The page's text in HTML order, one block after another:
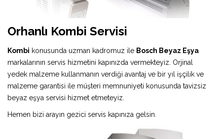
Orhanlı Kombi Servisi
Kombi konusunda uzman kadromuz ile Bosch Beyaz Eşya
markalarının servis hizmetini kapınızda vermekteyiz. Orjinal
yedek malzeme kullanmanın verdiği avantaj ve bir yıl işçilik ve
malzeme garantisi ile müşteri memnuniyeti konusunda tavizsiz
beyaz eşya servisi hizmet etmeteyiz.
Hemen bizi arayın gezici servis kapınıza gelsin.